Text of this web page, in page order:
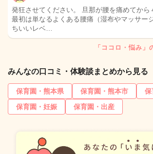
発狂させてください。 旦那が腰を痛めてから
最初は単なるよくある腰痛（湿布やマッサー
ちいいレベ…
「ココロ・悩み」
みんなの口コミ・体験談まとめから見る
保育園・熊本県 保育園・熊本市
保
保育園・妊娠
保育園・出産